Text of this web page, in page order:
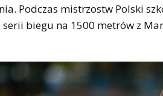
Podczas mistrzostw Polski
biegu na 1500 metrów z